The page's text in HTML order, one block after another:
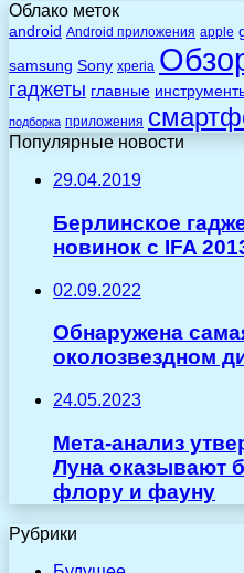
Облако меток
android Android приложения apple
samsung Sony xperia
гаджеты главные
подборка приложения
Популярные новости
29.04.2019
Берлинское
новинок с IFA
02.09.2022
Обнаружена
околозвездном
24.05.2023
Мета-анализ
Луна оказывают
флору и фауну
Рубрики